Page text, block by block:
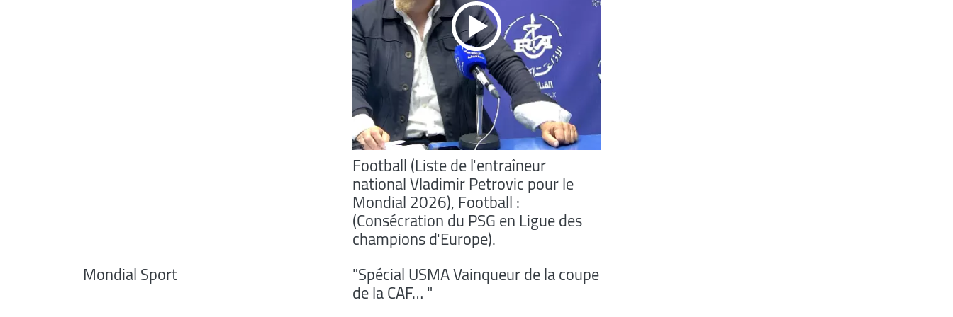
Football (Liste de l'entraîneur
national Vladimir Petrovic pour le
Mondial 2026), Football :
(Consécration du PSG en Ligue des
champions d'Europe).
Mondial Sport
"Spécial USMA Vainqueur de la coupe
de la CAF… "